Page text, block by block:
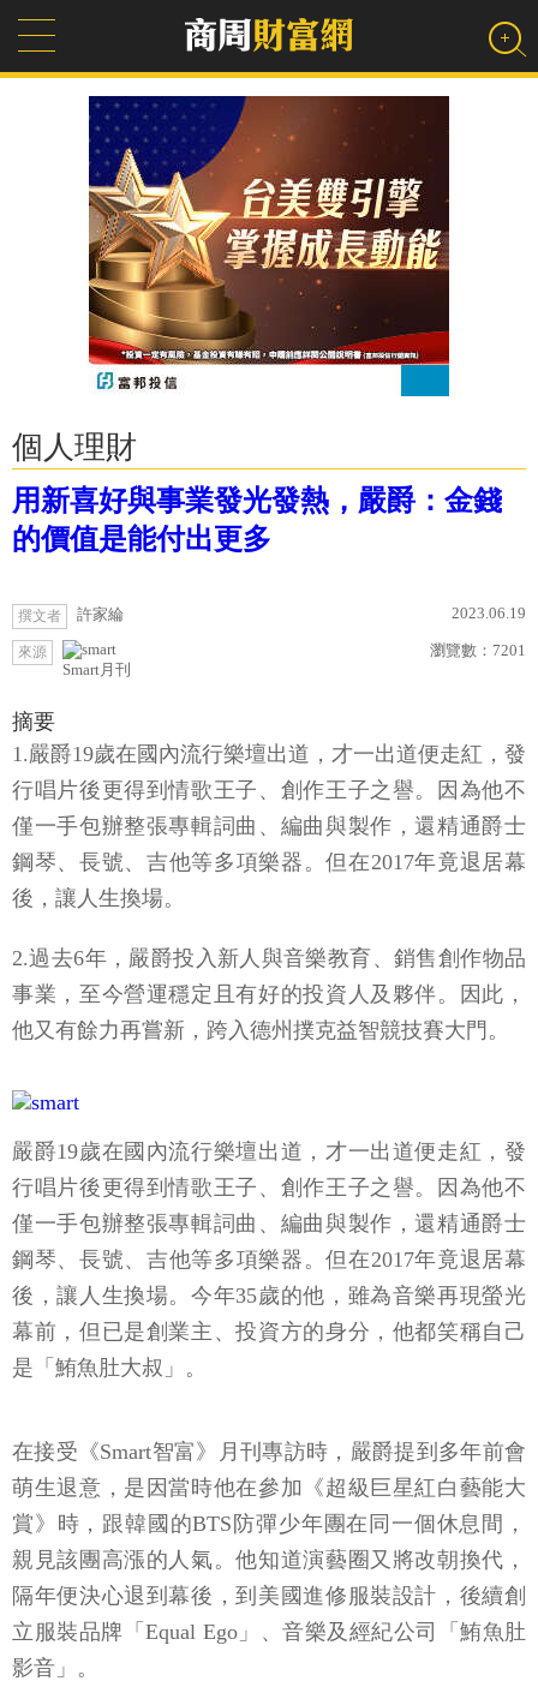
個人理財
用新喜好與事業發光發熱，嚴爵：金錢
的價值是能付出更多
撰文者 許家綸 2023.06.19
來源
Smart月刊
瀏覽數： 7201
摘要
1.嚴爵19歲在國內流行樂壇出道，才一出道便走紅，發
行唱片後更得到情歌王子、創作王子之譽。因為他不
僅一手包辦整張專輯詞曲、編曲與製作，還精通爵士
鋼琴、長號、吉他等多項樂器。但在2017年竟退居幕
後，讓人生換場。
2.過去6年，嚴爵投入新人與音樂教育、銷售創作物品
事業，至今營運穩定且有好的投資人及夥伴。因此，
他又有餘力再嘗新，跨入德州撲克益智競技賽大門。
嚴爵19歲在國內流行樂壇出道，才一出道便走紅，發
行唱片後更得到情歌王子、創作王子之譽。因為他不
僅一手包辦整張專輯詞曲、編曲與製作，還精通爵士
鋼琴、長號、吉他等多項樂器。但在2017年竟退居幕
後，讓人生換場。今年35歲的他，雖為音樂再現螢光
幕前，但已是創業主、投資方的身分，他都笑稱自己
是「鮪魚肚大叔」。
在接受《Smart智富》月刊專訪時，嚴爵提到多年前會
萌生退意，是因當時他在參加《超級巨星紅白藝能大
賞》時，跟韓國的BTS防彈少年團在同一個休息間，
親見該團高漲的人氣。他知道演藝圈又將改朝換代，
隔年便決心退到幕後，到美國進修服裝設計，後續創
立服裝品牌「Equal Ego」、音樂及經紀公司「鮪魚肚
影音」。